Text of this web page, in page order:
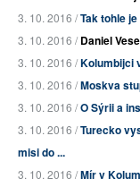
3. 10. 2016 /Tak tohle
3. 10. 2016 /Daniel
3. 10. 2016 /Kolumbijci
3. 10. 2016 /Moskva
3. 10. 2016 /O Sýrii a
3. 10. 2016 /Turecko
misi do ...
3. 10. 2016 /Mír v